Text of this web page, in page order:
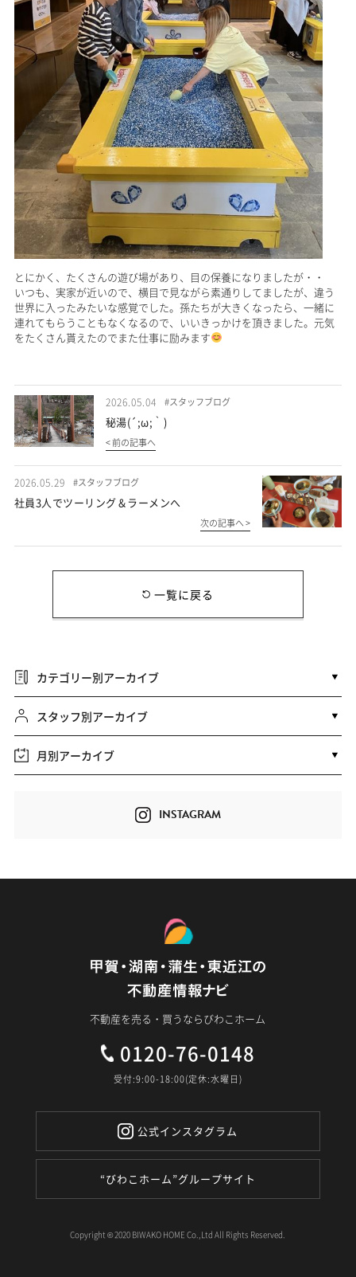
とにかく、たくさんの遊び場があり、目の保養になりましたが・・
いつも、実家が近いので、横目で見ながら素通りしてましたが、違う
世界に入ったみたいな感覚でした。孫たちが大きくなったら、一緒に
連れてもらうこともなくなるので、いいきっかけを頂きました。元気
をたくさん貰えたのでまた仕事に励みます
2026.05.04 #スタッフブログ
秘湯(´;ω;｀)
< 前の記事へ
2026.05.29 #スタッフブログ
社員3人でツーリング＆ラーメンへ
次の記事へ >
一覧に戻る
カテゴリー別アーカイブ
スタッフ別アーカイブ
月別アーカイブ
INSTAGRAM
不動産を売る・買うならびわこホーム
0120-76-0148
受付:9:00-18:00(定休:水曜日)
公式インスタグラム
“びわこホーム”グループサイト
Copyright © 2020 BIWAKO HOME Co.,Ltd All Rights Reserved.